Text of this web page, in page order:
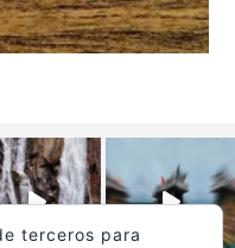
terceros para